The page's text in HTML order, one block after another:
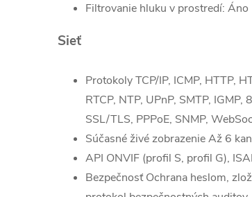
Filtrovanie hluku v prostredí: Áno
Sieť
ProtokolyTCP/IP, ICMP, HTTP,
RTCP, NTP, UPnP, SMTP,
SSL/TLS, PPPoE, SNMP,
Súčasné živé zobrazenieAž 6
API ONVIF (profil S, profil G),
BezpečnosťOchrana heslom,